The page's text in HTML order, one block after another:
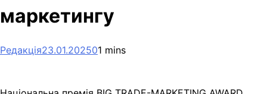
маркетингу
Редакція23.01.202501 mins